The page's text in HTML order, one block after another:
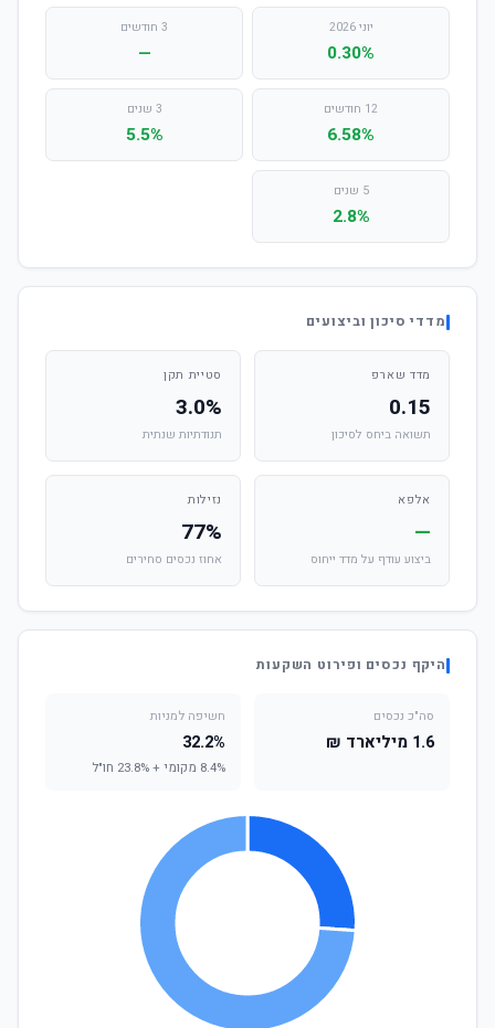
יוני 2026
0.30%
3 חודשים
—
12 חודשים
6.58%
3 שנים
5.5%
5 שנים
2.8%
מדדי סיכון וביצועים
מדד שארפ
0.15
תשואה ביחס לסיכון
סטיית תקן
3.0%
תנודתיות שנתית
אלפא
—
ביצוע עודף על מדד ייחוס
נזילות
77%
אחוז נכסים סחירים
היקף נכסים ופירוט השקעות
סה"כ נכסים
1.6 מיליארד ₪
חשיפה למניות
32.2%
8.4% מקומי + 23.8% חו"ל